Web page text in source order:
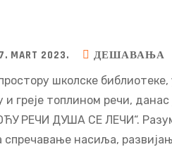
7. MART 2023.
ДЕШАВАЊА
школске
греје топлином речи,
РЕЧИ ДУША СЕ ЛЕЧИ“.
спречавање насиља,